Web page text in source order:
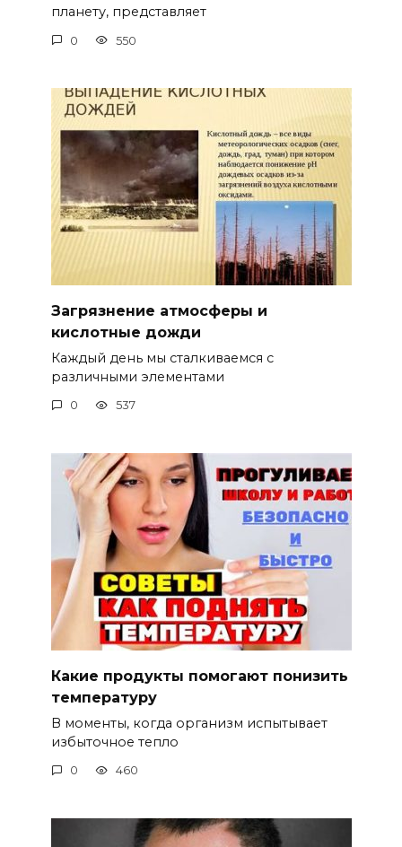
планету, представляет
0 550
Загрязнение атмосферы и
кислотные дожди
Каждый день мы сталкиваемся с
различными элементами
0 537
Какие продукты помогают понизить
температуру
В моменты, когда организм испытывает
избыточное тепло
0 460